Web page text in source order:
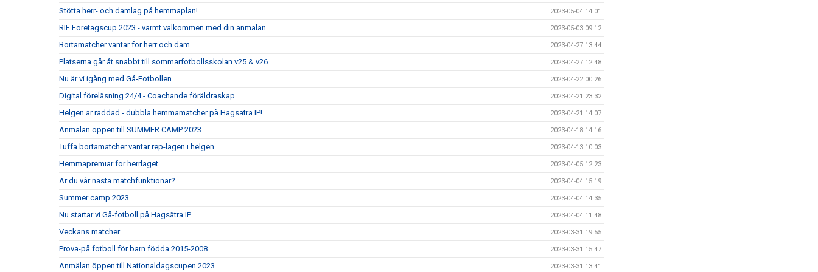
Stötta herr- och damlag på hemmaplan! 2023-05-04 14:01
RIF Företagscup 2023 - varmt välkommen med din anmälan 2023-05-03 09:12
Bortamatcher väntar för herr och dam 2023-04-27 13:44
Platserna går åt snabbt till sommarfotbollsskolan v25 & v26 2023-04-27 12:48
Nu är vi igång med Gå-Fotbollen 2023-04-22 00:26
Digital föreläsning 24/4 - Coachande föräldraskap 2023-04-21 23:32
Helgen är räddad - dubbla hemmamatcher på Hagsätra IP! 2023-04-21 14:07
Anmälan öppen till SUMMER CAMP 2023 2023-04-18 14:16
Tuffa bortamatcher väntar rep-lagen i helgen 2023-04-13 10:03
Hemmapremiär för herrlaget 2023-04-05 12:23
Är du vår nästa matchfunktionär? 2023-04-04 15:19
Summer camp 2023 2023-04-04 14:35
Nu startar vi Gå-fotboll på Hagsätra IP 2023-04-04 11:48
Veckans matcher 2023-03-31 19:55
Prova-på fotboll för barn födda 2015-2008 2023-03-31 15:47
Anmälan öppen till Nationaldagscupen 2023 2023-03-31 13:41